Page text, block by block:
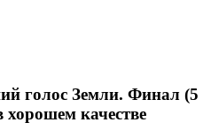
голос Земли. Финал (5
хорошем качестве